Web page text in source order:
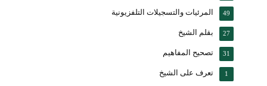
المرئيات والتسجيلات التلفزيونية 49
بقلم الشيخ 27
تصحيح المفاهيم 31
تعرف على الشيخ 1